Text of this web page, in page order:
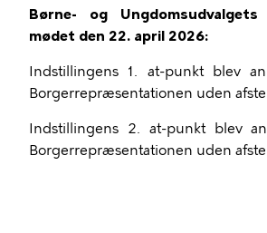
Børne- og
mødet den 22. april 2026:
Indstillingens 1. at-punkt blev
Borgerrepræsentationen uden
Indstillingens 2. at-punkt blev
Borgerrepræsentationen uden